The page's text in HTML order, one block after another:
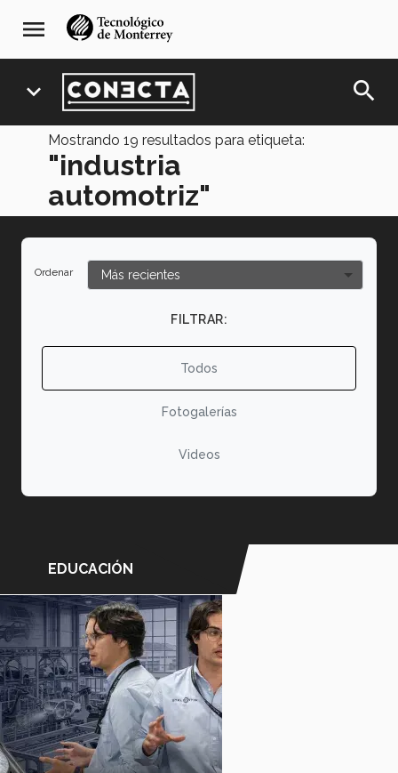
navegación
principal
menu
expand_more search
Mostrando 19 resultados para etiqueta:
"industria
automotriz"
Ordenar
FILTRAR:
Todos
Fotogalerías
Videos
EDUCACIÓN